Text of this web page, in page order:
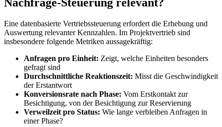
Eine datenbasierte Vertriebssteuerung erfordert die Erhebung und
Auswertung relevanter Kennzahlen. Im Projektvertrieb sind
insbesondere folgende Metriken aussagekräftig:
Anfragen pro Einheit: Zeigt, welche Einheiten besonders
gefragt sind
Durchschnittliche Reaktionszeit: Misst die Geschwindigkeit
der Erstantwort
Konversionsrate nach Phase: Vom Erstkontakt zur
Besichtigung, von der Besichtigung zur Reservierung
Verweilzeit pro Status: Wie lange verbleiben Anfragen in
einer Phase?